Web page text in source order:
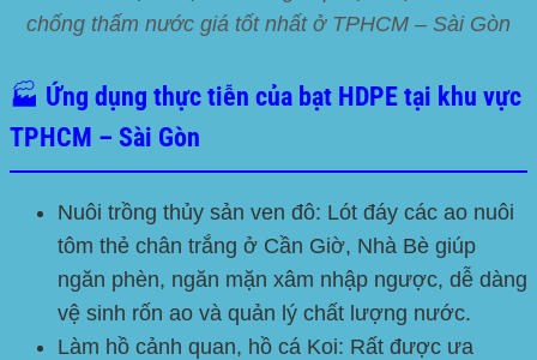
chống thấm nước giá tốt nhất ở TPHCM – Sài Gòn
🏭 Ứng dụng thực tiễn của bạt HDPE tại khu vực
TPHCM – Sài Gòn
Nuôi trồng thủy sản ven đô: Lót đáy các ao nuôi
tôm thẻ chân trắng ở Cần Giờ, Nhà Bè giúp
ngăn phèn, ngăn mặn xâm nhập ngược, dễ dàng
vệ sinh rốn ao và quản lý chất lượng nước.
Làm hồ cảnh quan, hồ cá Koi: Rất được ưa